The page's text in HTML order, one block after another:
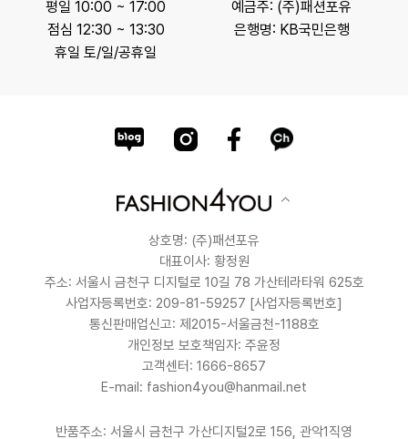
평일 10:00 ~ 17:00
점심 12:30 ~ 13:30
휴일 토/일/공휴일
예금주: (주)패션포유
은행명: KB국민은행
상호명: (주)패션포유
대표이사: 황정원
주소: 서울시 금천구 디지털로 10길 78 가산테라타워 625호
사업자등록번호: 209-81-59257 [사업자등록번호]
통신판매업신고: 제2015-서울금천-1188호
개인정보 보호책임자: 주윤정
고객센터: 1666-8657
E-mail: fashion4you@hanmail.net
반품주소: 서울시 금천구 가산디지털2로 156, 관악1직영